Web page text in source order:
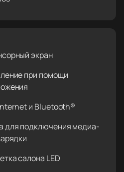
экран
при помощи
и Bluetooth®
для подключения медиа-
салона LED